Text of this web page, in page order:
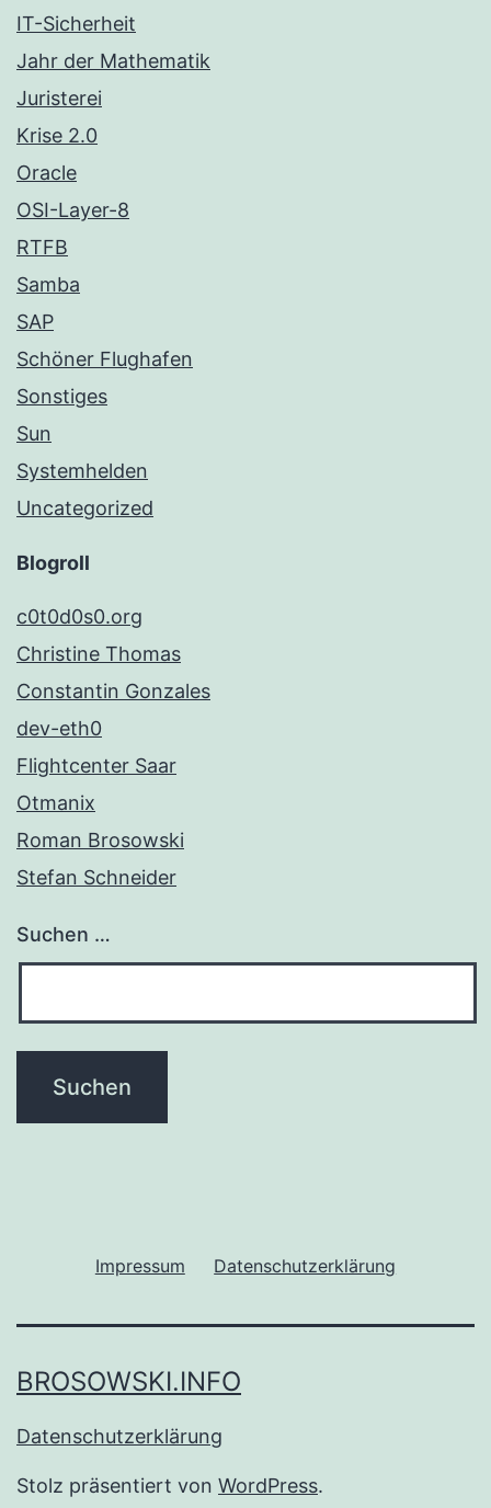
IT-Sicherheit
Jahr der Mathematik
Juristerei
Krise 2.0
Oracle
OSI-Layer-8
RTFB
Samba
SAP
Schöner Flughafen
Sonstiges
Sun
Systemhelden
Uncategorized
Blogroll
c0t0d0s0.org
Christine Thomas
Constantin Gonzales
dev-eth0
Flightcenter Saar
Otmanix
Roman Brosowski
Stefan Schneider
Suchen …
Impressum Datenschutzerklärung
BROSOWSKI.INFO
Datenschutzerklärung
Stolz präsentiert von WordPress.